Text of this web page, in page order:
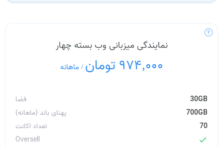
نمایندگی میزبانی وب بسته چهار
974,000 تومان / ماهانه
فضا
30GB
پهنای باند (ماهانه)
700GB
تعداد اکانت
70
Oversell
check